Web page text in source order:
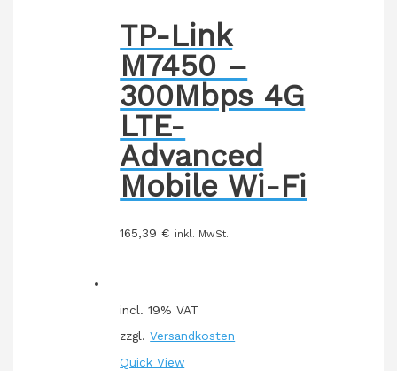
TP-Link
M7450 –
300Mbps 4G
LTE-
Advanced
Mobile Wi-Fi
165,39€ inkl. MwSt.
incl. 19% VAT
zzgl.Versandkosten
Quick View